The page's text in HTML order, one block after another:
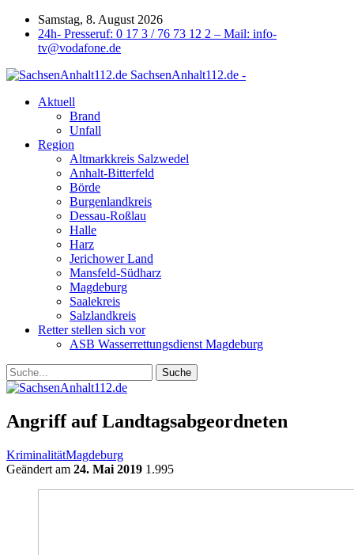
Samstag, 8. August 2026
24h- Presseruf: 0 17 3 / 76 73 12 2 – Mail: info-
tv@vodafone.de
SachsenAnhalt112.de -
Aktuell
Brand
Unfall
Region
Altmarkkreis Salzwedel
Anhalt-Bitterfeld
Börde
Burgenlandkreis
Dessau-Roßlau
Halle
Harz
Jerichower Land
Mansfeld-Südharz
Magdeburg
Saalekreis
Salzlandkreis
Retter stellen sich vor
ASB Wasserrettungsdienst Magdeburg
Angriff auf Landtagsabgeordneten
KriminalitätMagdeburg
Geändert am 24. Mai 2019 1.995